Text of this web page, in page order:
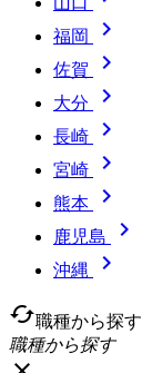
福岡 
佐賀 
大分 
長崎 
宮崎 
熊本 
鹿児島 
沖縄

cached職種から探す
職種から探す